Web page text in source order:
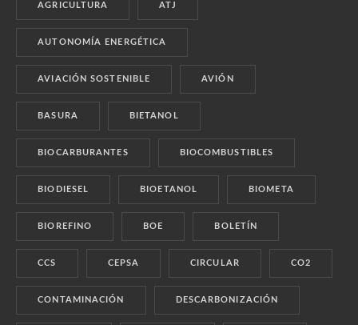
AGRICULTURA ATJ
AUTONOMÍA ENERGÉTICA
AVIACIÓN SOSTENIBLE AVIÓN
BASURA BIETANOL
BIOCARBURANTES BIOCOMBUSTIBLES
BIODIESEL BIOETANOL BIOMETA
BIOREFINO BOE BOLETÍN
CCS CEPSA CIRCULAR CO2
CONTAMINACIÓN DESCARBONIZACIÓN